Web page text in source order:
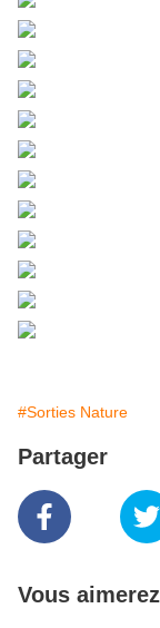
#Sorties Nature
Partager
Vous